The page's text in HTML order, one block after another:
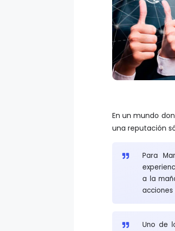
En un mundo
una reputación
Para
a la
acciones
Uno de